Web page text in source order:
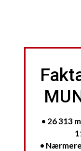
• 26 313
•